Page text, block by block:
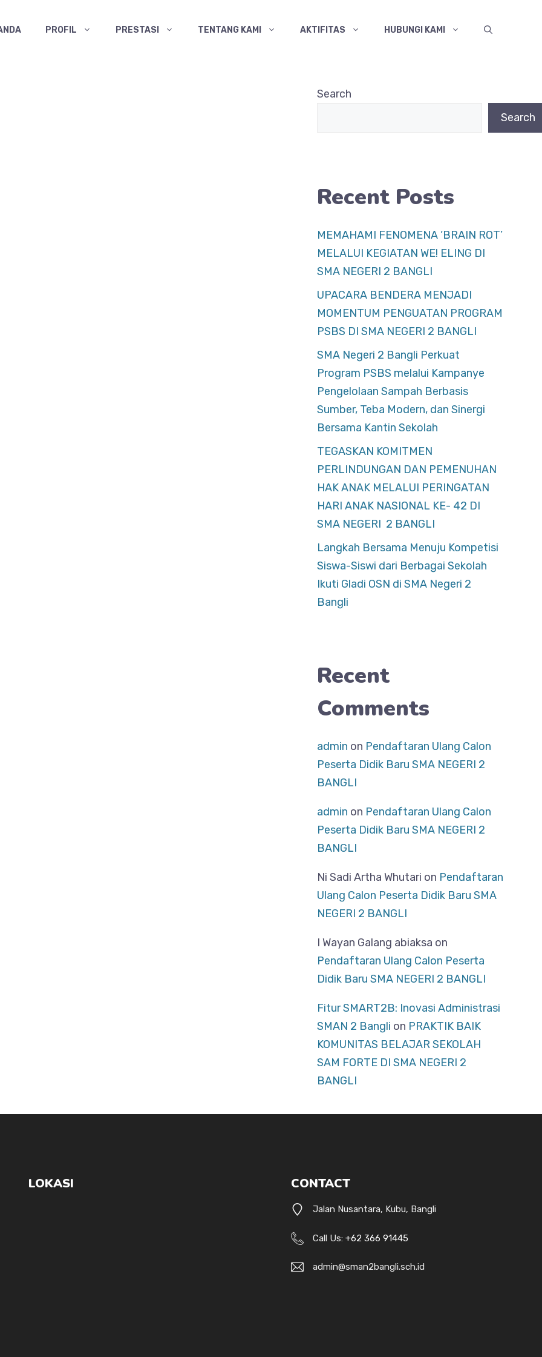
PROFIL PRESTASI TENTANG KAMI AKTIFITAS HUBUNGI KAMI
Search
Search
Recent Posts
MEMAHAMI FENOMENA ‘BRAIN ROT’
MELALUI KEGIATAN WE! ELING DI
SMA NEGERI 2 BANGLI
UPACARA BENDERA MENJADI
MOMENTUM PENGUATAN PROGRAM
PSBS DI SMA NEGERI 2 BANGLI
SMA Negeri 2 Bangli Perkuat
Program PSBS melalui Kampanye
Pengelolaan Sampah Berbasis
Sumber, Teba Modern, dan Sinergi
Bersama Kantin Sekolah
TEGASKAN KOMITMEN
PERLINDUNGAN DAN PEMENUHAN
HAK ANAK MELALUI PERINGATAN
HARI ANAK NASIONAL KE- 42 DI
SMA NEGERI 2 BANGLI
Langkah Bersama Menuju Kompetisi
Siswa-Siswi dari Berbagai Sekolah
Ikuti Gladi OSN di SMA Negeri 2
Bangli
Recent
Comments
admin on Pendaftaran Ulang Calon
Peserta Didik Baru SMA NEGERI 2
BANGLI
admin on Pendaftaran Ulang Calon
Peserta Didik Baru SMA NEGERI 2
BANGLI
Ni Sadi Artha Whutari on Pendaftaran
Ulang Calon Peserta Didik Baru SMA
NEGERI 2 BANGLI
I Wayan Galang abiaksa on
Pendaftaran Ulang Calon Peserta
Didik Baru SMA NEGERI 2 BANGLI
Fitur SMART2B: Inovasi Administrasi
SMAN 2 Bangli on PRAKTIK BAIK
KOMUNITAS BELAJAR SEKOLAH
SAM FORTE DI SMA NEGERI 2
BANGLI
LOKASI CONTACT
Jalan Nusantara, Kubu, Bangli
Call Us: +62 366 91445
admin@sman2bangli.sch.id